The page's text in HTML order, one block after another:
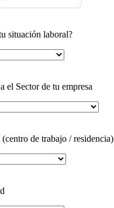
situación laboral?
el Sector de tu empresa
de trabajo / residencia)